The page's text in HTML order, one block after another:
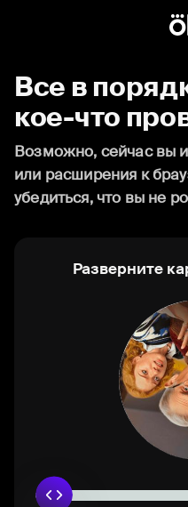
Все в
кое-что
Возможно, сейчас вы
или расширения к
убедиться, что вы не
Разверните